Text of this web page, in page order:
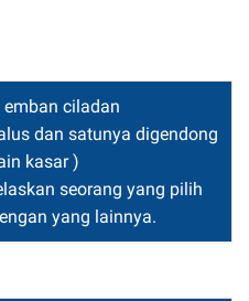
emban ciladan
dan satunya digendong
kasar )
seorang yang pilih
yang lainnya.